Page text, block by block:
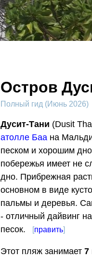
Остров
Полный гид (Июнь 2026)
Дусит-Тани (Dusit
атолле Баана
песком и хорошим
побережья имеет не
дно. Прибрежная
основном в виде
пальмы и деревья.
- отличный дайвинг
песок.
[править]
Этот пляж занимает 7